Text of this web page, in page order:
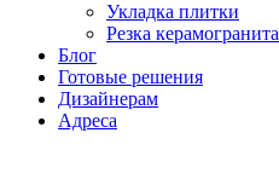
Укладка плитки
Резка керамогранита
Блог
Готовые решения
Дизайнерам
Адреса